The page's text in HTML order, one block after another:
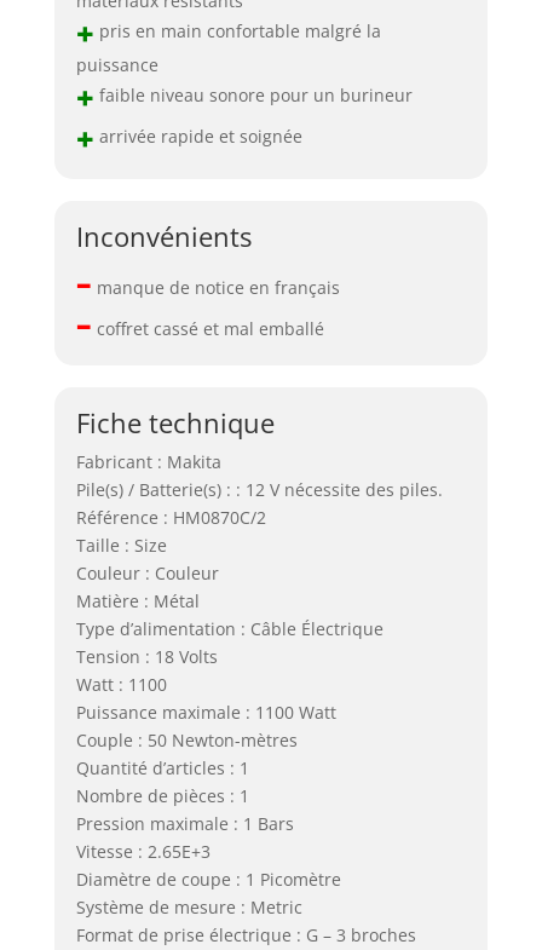
+ pris en main confortable malgré la
puissance
+ faible niveau sonore pour un burineur
+ arrivée rapide et soignée
Inconvénients
– manque de notice en français
– coffret cassé et mal emballé
Fiche technique
Fabricant : Makita
Pile(s) / Batterie(s) : : 12 V nécessite des piles.
Référence : HM0870C/2
Taille : Size
Couleur : Couleur
Matière : Métal
Type d’alimentation : Câble Électrique
Tension : 18 Volts
Watt : 1100
Puissance maximale : 1100 Watt
Couple : 50 Newton-mètres
Quantité d’articles : 1
Nombre de pièces : 1
Pression maximale : 1 Bars
Vitesse : 2.65E+3
Diamètre de coupe : 1 Picomètre
Système de mesure : Metric
Format de prise électrique : G – 3 broches